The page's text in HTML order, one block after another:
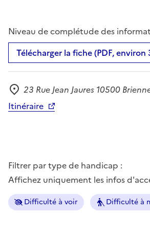
Niveau de complétude des
Télécharger la fiche (PDF, environ
Adresse
23 Rue Jean Jaures 10500
Itinéraire
Filtrer par type de handicap :
Affichez uniquement les infos
Difficulté à voir Difficulté à